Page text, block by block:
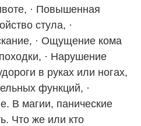
· Повышенная
стула, ·
· Ощущение кома
· Нарушение
в руках или ногах,
функций, ·
В магии, панические
Что же или кто